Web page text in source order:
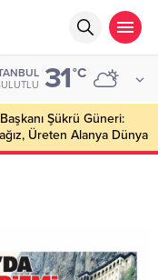
31°C
Şükrü Güneri:
Üreten Alanya Dünya